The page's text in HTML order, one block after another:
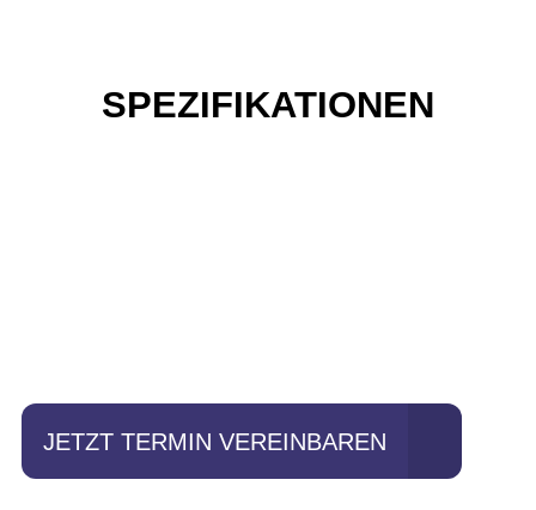
SPEZIFIKATIONEN
JETZT TERMIN VEREINBAREN